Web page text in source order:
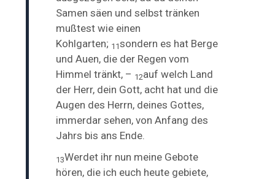
Samen säen und selbst tränken
mußtest wie einen
Kohlgarten; 11sondern es hat Berge
und Auen, die der Regen vom
Himmel tränkt, – 12auf welch Land
der Herr, dein Gott, acht hat und die
Augen des Herrn, deines Gottes,
immerdar sehen, von Anfang des
Jahrs bis ans Ende.
13Werdet ihr nun meine Gebote
hören, die ich euch heute gebiete,